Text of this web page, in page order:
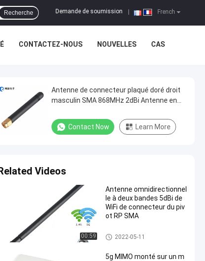
French
Demande de soumission
Recherche
CONTACTEZ-NOUS NOUVELLES CAS
Antenne de connecteur plaqué doré droit
masculin SMA 868MHz 2dBi Antenne en
téléviseurs, automobiles, cinéma à
domicile
Contact Now Learn More
Videos
00:59
Antenne omnidirectionnel
le à deux bandes 5dBi de
WiFi de connecteur du piv
ot RP SMA
Antenne d'Omni WiFi
2022-05-11
5g MIMO monté sur un m